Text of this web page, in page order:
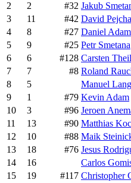
2
2 #32 Jakub
3
11 #42 David
4
8 #27 Daniel Adam
5
9 #25 Petr Smetana
6
6 #128 Carsten
7
7 #8 Roland
8
5 Manuel
9
1 #79 Kevin Adam
10
3 #96 Jeroen
11
13 #90 Matthias
12
10 #88 Maik
13
18 #76 Jesus
14
16 Carlos
15
19 #117 Christopher